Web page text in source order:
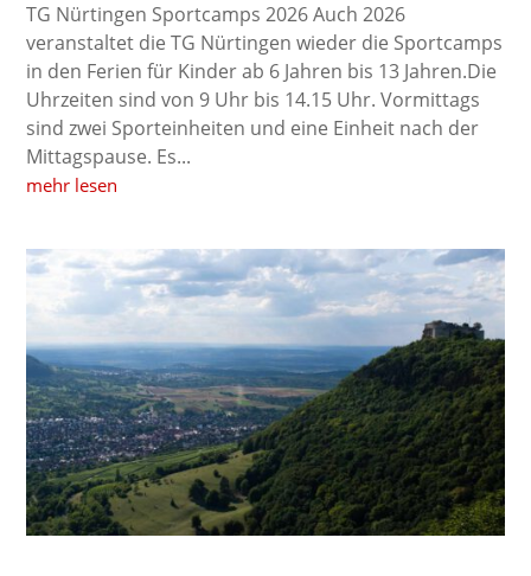
TG Nürtingen Sportcamps 2026 Auch 2026
veranstaltet die TG Nürtingen wieder die Sportcamps
in den Ferien für Kinder ab 6 Jahren bis 13 Jahren.Die
Uhrzeiten sind von 9 Uhr bis 14.15 Uhr. Vormittags
sind zwei Sporteinheiten und eine Einheit nach der
Mittagspause. Es...
mehr lesen